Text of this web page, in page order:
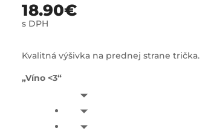
18.90€
s DPH
Kvalitná výšivka na prednej strane trička.
„Víno <3“